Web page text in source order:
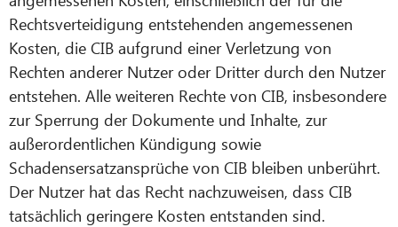
Rechtsverteidigung entstehenden angemessenen
Kosten, die CIB aufgrund einer Verletzung von
Rechten anderer Nutzer oder Dritter durch den Nutzer
entstehen. Alle weiteren Rechte von CIB, insbesondere
zur Sperrung der Dokumente und Inhalte, zur
außerordentlichen Kündigung sowie
Schadensersatzansprüche von CIB bleiben unberührt.
Der Nutzer hat das Recht nachzuweisen, dass CIB
tatsächlich geringere Kosten entstanden sind.